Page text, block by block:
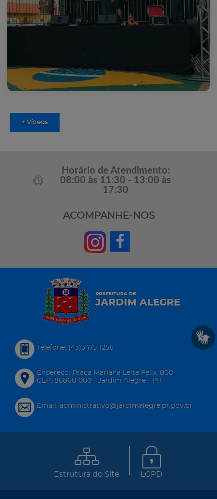
+ Vídeos
Horário de Atendimento:
08:00 às 11:30 - 13:00 às
17:30
ACOMPANHE-NOS
PREFEITURA DE
JARDIM ALEGRE
Telefone: (43)3475-1256
Endereço: Praça Mariana Leite Félix, 800
CEP: 86860-000 - Jardim Alegre - PR
Email: administrativo@jardimalegre.pr.gov.br
Estrutura do Site LGPD